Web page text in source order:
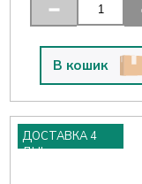
В кошик
ДОСТАВКА 4
ДНІ